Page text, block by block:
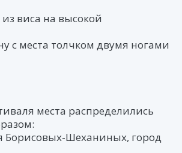
виса на высокой
с места толчком двумя ногами
места распределились
Борисовых-Шеханиных, город